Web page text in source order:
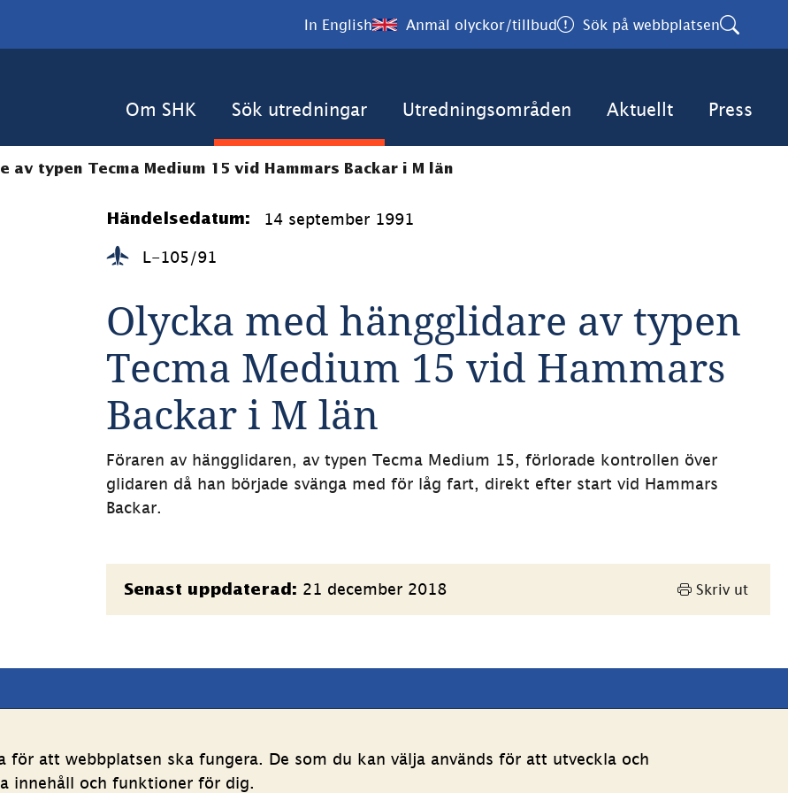
för att webbplatsen ska fungera. De som du kan välja används för att utveckla och
innehåll och funktioner för dig.
In English Anmäl olyckor/tillbud Sök på webbplatsen
Om SHK Sök utredningar Utredningsområden Aktuellt Press
av typen Tecma Medium 15 vid Hammars Backar i M län
Händelsedatum: 14 september 1991
L-105/91
Olycka med hängglidare av typen
Tecma Medium 15 vid Hammars
Backar i M län
Föraren av hängglidaren, av typen Tecma Medium 15, förlorade kontrollen över
glidaren då han började svänga med för låg fart, direkt efter start vid Hammars
Backar.
Sidinformation
Senast uppdaterad: 21 december 2018 Skriv ut
LinkedIn
Estoniawebb Länk till annan